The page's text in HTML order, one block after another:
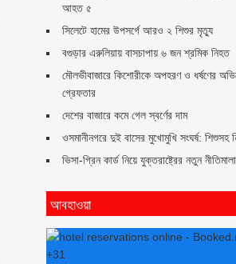
আহত ৫
সিলেটে হামের উপসর্গে আরও ২ শিশুর মৃত্যু
বগুড়ার এরুলিয়ায় বাসচাপায় ৬ জন শ্রমিক নিহত
মৌলভীবাজারে কিশোরীকে অপহরণ ও ধর্ষণের
গ্রেফতার
দেশের বাজারে কমে গেল স্বর্ণের দাম
ওসমানীনগরে দুই বাসের মুখোমুখি সংঘর্ষ: শিশুসহ
ভিসা-গ্রিন কার্ড নিয়ে যুক্তরাষ্ট্রের নতুন
আবহাওয়া
+31